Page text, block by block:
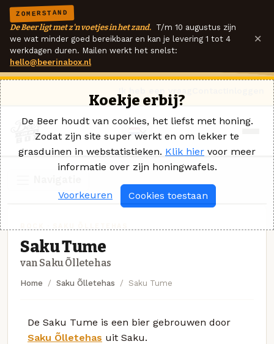
ZOMERSTAND
De Beer ligt met z'n voetjes in het zand. T/m 10 augustus zijn
we wat minder goed bereikbaar en kan je levering 1 tot 4
werkdagen duren. Mailen werkt het snelst:
hello@beerinabox.nl
×
Saku Tume
van Saku Õlletehas
Home Saku Õlletehas Saku Tume
De Saku Tume is een bier gebrouwen door
Saku Õlletehas uit Saku.
Koekje erbij?
De Beer houdt van cookies, het liefst met honing.
Zodat zijn site super werkt en om lekker te
grasduinen in webstatistieken. Klik hier voor meer
informatie over zijn honingwafels.
Voorkeuren Cookies toestaan